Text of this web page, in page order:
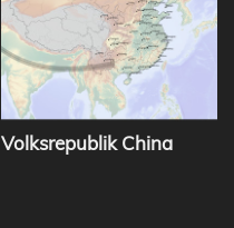
Volksrepublik China